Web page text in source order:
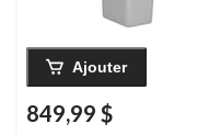
Ajouter
849,99 $